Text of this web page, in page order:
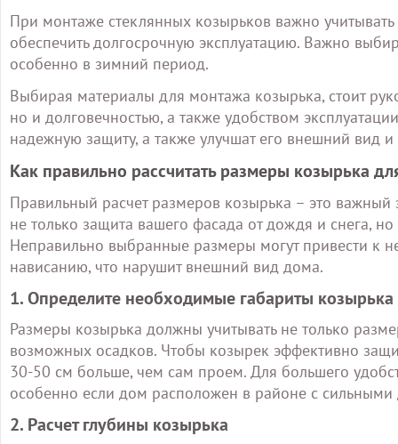
При монтаже стеклянных козырьков важно
обеспечить долгосрочную эксплуатацию. Важно
особенно в зимний период.
Выбирая материалы для монтажа козырька, стоит
но и долговечностью, а также удобством
надежную защиту, а также улучшат его внешний вид и
Как правильно рассчитать размеры козырька
Правильный расчет размеров козырька – это
не только защита вашего фасада от дождя и снега, но
Неправильно выбранные размеры могут привести к
нависанию, что нарушит внешний вид дома.
1. Определите необходимые габариты козырька
Размеры козырька должны учитывать не только
возможных осадков. Чтобы козырек эффективно
30-50 см больше, чем сам проем. Для большего
особенно если дом расположен в районе с
2. Расчет глубины козырька